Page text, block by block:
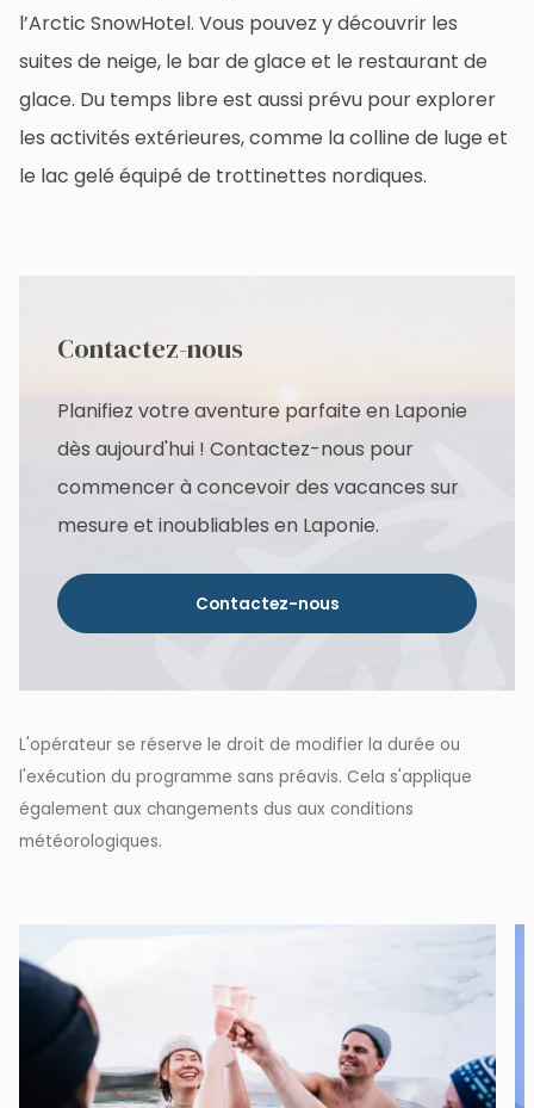
l’Arctic SnowHotel. Vous pouvez y découvrir les
suites de neige, le bar de glace et le restaurant de
glace. Du temps libre est aussi prévu pour explorer
les activités extérieures, comme la colline de luge et
le lac gelé équipé de trottinettes nordiques.
Contactez-nous
Planifiez votre aventure parfaite en Laponie
dès aujourd'hui ! Contactez-nous pour
commencer à concevoir des vacances sur
mesure et inoubliables en Laponie.
Contactez-nous
L'opérateur se réserve le droit de modifier la durée ou
l'exécution du programme sans préavis. Cela s'applique
également aux changements dus aux conditions
météorologiques.